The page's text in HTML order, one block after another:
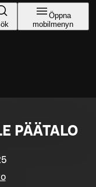
Öppna
mobilmenyn
PÄÄTALO